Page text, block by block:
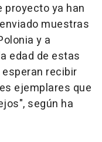
ya han
muestras
y a
edad de estas
recibir
ejemplares que
según ha